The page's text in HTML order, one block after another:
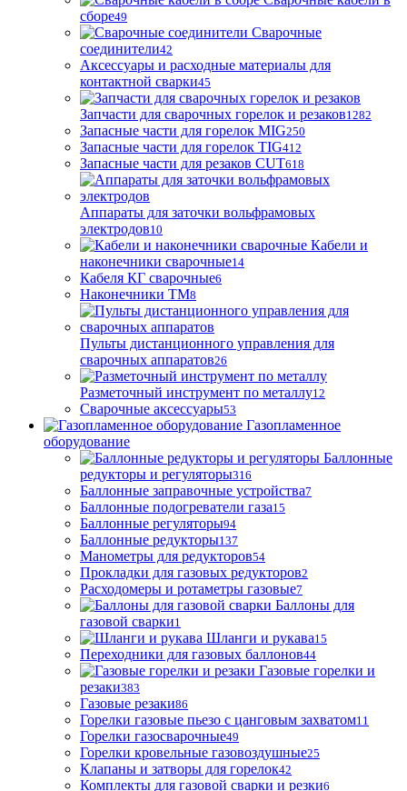
сборе49
Сварочные
соединители42
Аксессуары и расходные материалы для
контактной сварки45
Запчасти для сварочных горелок и резаков1282
Запасные части для горелок MIG250
Запасные части для горелок TIG412
Запасные части для резаков CUT618
Аппараты для заточки вольфрамовых
электродов10
Кабели и
наконечники сварочные14
Кабеля КГ сварочные6
Наконечники ТМ8
Пульты дистанционного управления для
сварочных аппаратов26
Разметочный инструмент по металлу12
Сварочные аксессуары53
Газопламенное
оборудование
Баллонные
редукторы и регуляторы316
Баллонные заправочные устройства7
Баллонные подогреватели газа15
Баллонные регуляторы94
Баллонные редукторы137
Манометры для редукторов54
Прокладки для газовых редукторов2
Расходомеры и ротаметры газовые7
Баллоны для
газовой сварки1
Шланги и рукава15
Переходники для газовых баллонов44
Газовые горелки и
резаки383
Газовые резаки86
Горелки газовые пьезо с цанговым захватом11
Горелки газосварочные49
Горелки кровельные газовоздушные25
Клапаны и затворы для горелок42
Комплекты для газовой сварки и резки6